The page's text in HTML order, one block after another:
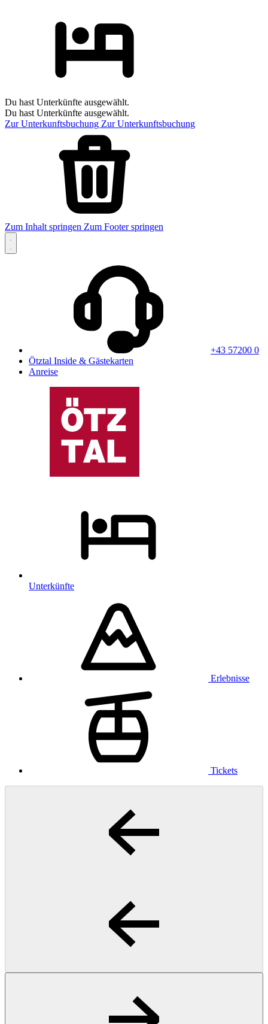
Du hast Unterkünfte ausgewählt.
Du hast Unterkünfte ausgewählt.
Zur Unterkunftsbuchung Zur Unterkunftsbuchung
Zum Inhalt springen Zum Footer springen
+43 57200 0
Ötztal Inside & Gästekarten
Anreise
Unterkünfte
Erlebnisse
Tickets